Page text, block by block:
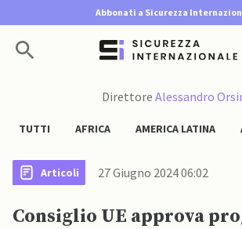
Abbonati a Sicurezza
Direttore Alessandro
TUTTI AFRICA AMERICA LATINA
Articoli 27 Giugno 2024 06:02
Consiglio UE approva